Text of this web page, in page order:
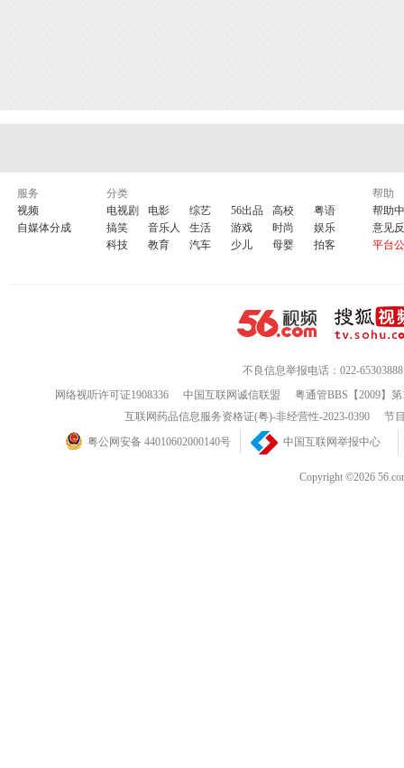
服务
视频
自媒体分成
分类
电视剧
电影 综艺 56出品 高校
粤语
搞笑
音乐人 生活 游戏 时尚
娱乐
科技
教育 汽车 少儿 母婴 拍客
帮助
帮助
意见
平台
不良信息举报电话：022-65303888
网络视听许可证1908336
中国互联网诚信联盟
粤通管BBS【2009】
互联网药品信息服务资格证(粤)-非经营性-2023-0390
节
粤公网安备 44010602000140号
中国互联网举报中心
Copyright ©2026